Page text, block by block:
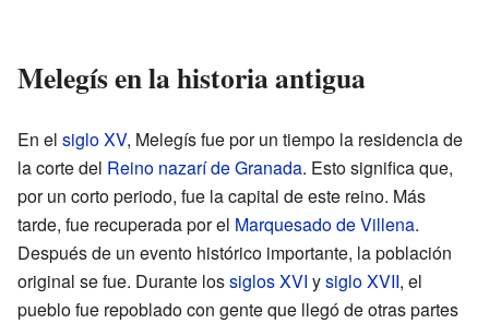
Melegís en la historia antigua
En el siglo XV, Melegís fue por un tiempo la residencia de
la corte del Reino nazarí de Granada. Esto significa que,
por un corto periodo, fue la capital de este reino. Más
tarde, fue recuperada por el Marquesado de Villena.
Después de un evento histórico importante, la población
original se fue. Durante lossiglos XVI ysiglo XVII, el
pueblo fue repoblado con gente que llegó de otras partes